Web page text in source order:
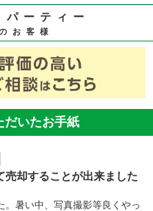
パーティー
お客様
だいたお手紙
売却することが出来ました
暑い中、写真撮影等良くやっ